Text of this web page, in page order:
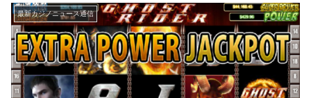
最新カジノニュース通信